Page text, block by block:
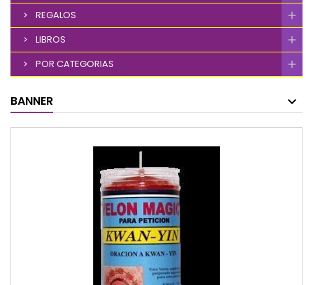
REGALOS
LIBROS
POR CATEGORIAS
BANNER